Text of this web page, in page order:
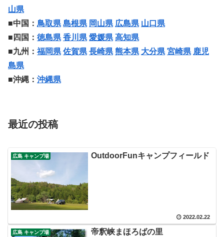
山県
■中国： 鳥取県 島根県 岡山県 広島県 山口県
■四国： 徳島県 香川県 愛媛県 高知県
■九州： 福岡県 佐賀県 長崎県 熊本県 大分県 宮崎県 鹿児
島県
■沖縄： 沖縄県
最近の投稿
広島 キャンプ場 OutdoorFunキャンプフィールド
2022.02.22
広島 キャンプ場 帝釈峡まほろばの里